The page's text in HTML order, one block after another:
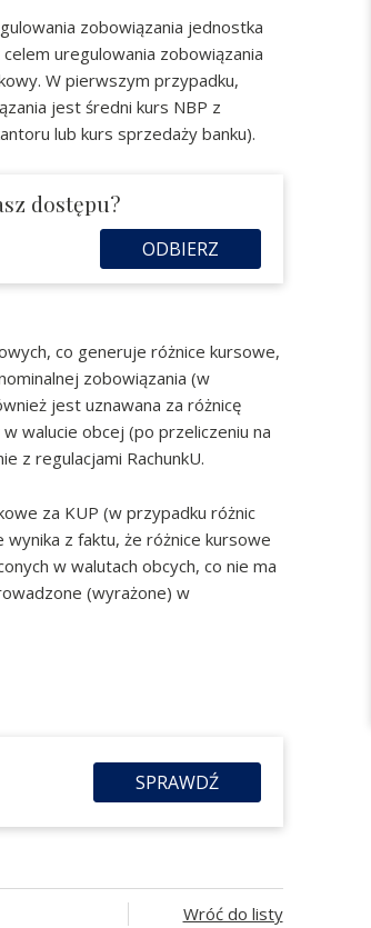
zobowiązania jednostka
uregulowania zobowiązania
W pierwszym przypadku,
jest średni kurs NBP z
lub kurs sprzedaży banku).
dostępu?
ODBIERZ
co generuje różnice kursowe,
zobowiązania (w
jest uznawana za różnicę
walucie obcej (po przeliczeniu na
z regulacjami RachunkU.
za KUP (w przypadku różnic
z faktu, że różnice kursowe
w walutach obcych, co nie ma
(wyrażone) w
SPRAWDŹ
Wróć do listy